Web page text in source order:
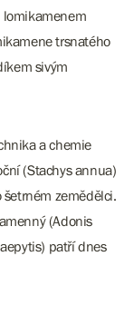
lomikamenem
trsnatého
sivým
a chemie
(Stachys annua)
šetrném zemědělci.
(Adonis
patří dnes